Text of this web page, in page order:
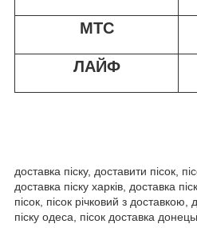
МТС
ЛАЙФ
доставка піску, доставити пісок,
доставка піску харків, доставка
пісок, пісок річковий з доставкою,
піску одеса, пісок доставка